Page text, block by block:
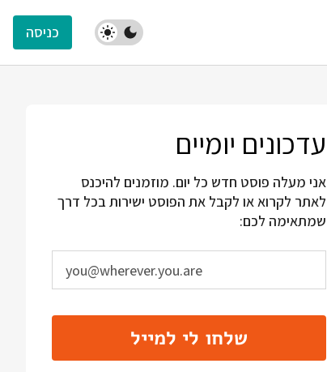
כניסה
עדכונים יומיים
אני מעלה פוסט חדש כל יום. מוזמנים להיכנס
לאתר לקרוא או לקבל את הפוסט ישירות בכל דרך
שמתאימה לכם:
שלחו לי למייל